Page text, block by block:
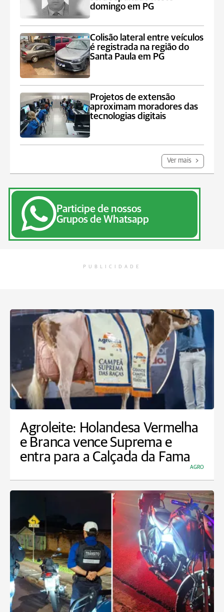
domingo em PG
Colisão lateral entre veículos
é registrada na região do
Santa Paula em PG
Projetos de extensão
aproximam moradores das
tecnologias digitais
Ver mais
Participe de nossos
Grupos de Whatsapp
PUBLICIDADE
Agroleite: Holandesa Vermelha
e Branca vence Suprema e
entra para a Calçada da Fama
AGRO